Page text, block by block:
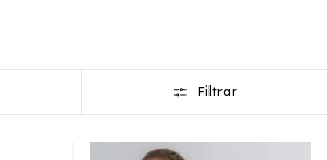
Filtrar